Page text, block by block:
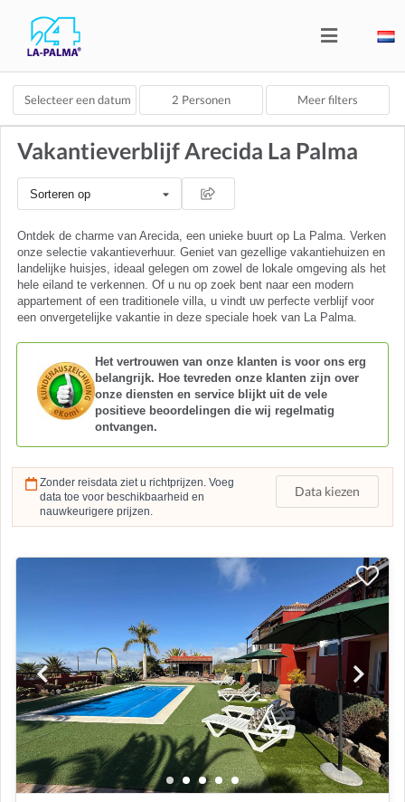
Selecteer een datum 2 Personen Meer filters
Vakantieverblijf Arecida La Palma
Sorteren op
Ontdek de charme van Arecida, een unieke buurt op La Palma. Verken
onze selectie vakantieverhuur. Geniet van gezellige vakantiehuizen en
landelijke huisjes, ideaal gelegen om zowel de lokale omgeving als het
hele eiland te verkennen. Of u nu op zoek bent naar een modern
appartement of een traditionele villa, u vindt uw perfecte verblijf voor
een onvergetelijke vakantie in deze speciale hoek van La Palma.
Het vertrouwen van onze klanten is voor ons erg
belangrijk. Hoe tevreden onze klanten zijn over
onze diensten en service blijkt uit de vele
positieve beoordelingen die wij regelmatig
ontvangen.
Zonder reisdata ziet u richtprijzen. Voeg
data toe voor beschikbaarheid en
nauwkeurigere prijzen.
Data kiezen